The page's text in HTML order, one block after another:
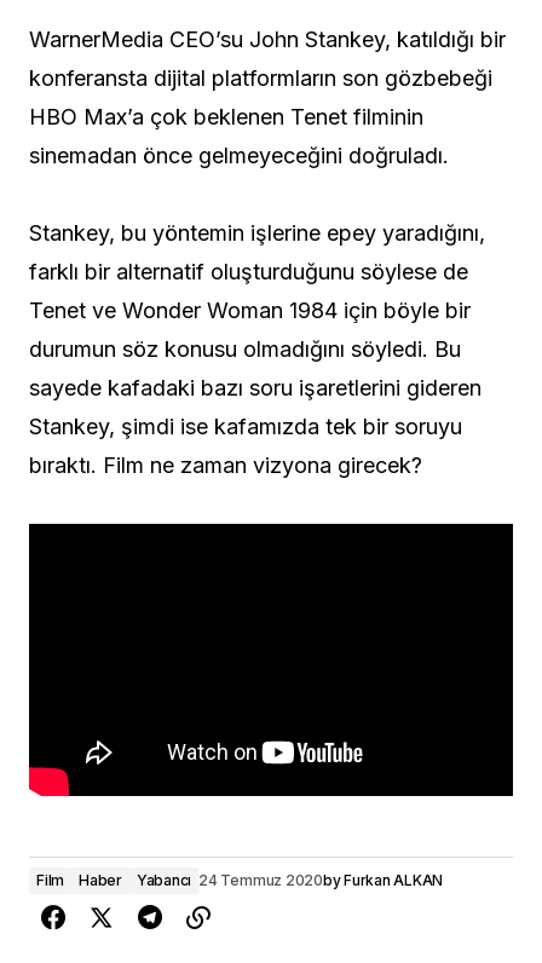
WarnerMedia CEO’su John Stankey, katıldığı bir
konferansta dijital platformların son gözbebeği
HBO Max’a çok beklenen Tenet filminin
sinemadan önce gelmeyeceğini doğruladı.
Stankey, bu yöntemin işlerine epey yaradığını,
farklı bir alternatif oluşturduğunu söylese de
Tenet ve Wonder Woman 1984 için böyle bir
durumun söz konusu olmadığını söyledi. Bu
sayede kafadaki bazı soru işaretlerini gideren
Stankey, şimdi ise kafamızda tek bir soruyu
bıraktı. Film ne zaman vizyona girecek?
Film Haber Yabancı 24 Temmuz 2020byFurkan ALKAN